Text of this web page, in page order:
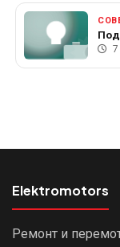
Elektromotors
Ремонт и